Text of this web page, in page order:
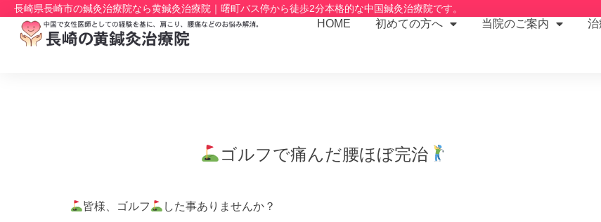
長崎県長崎市の鍼灸治療院なら黄鍼灸治療院｜曙町バス停から徒歩2分本格的な中国鍼灸治療院です。
HOME 初めての方へ 当院のご案内 治
ゴルフで痛んだ腰ほぼ完治
皆様、ゴルフ
した事ありませんか？